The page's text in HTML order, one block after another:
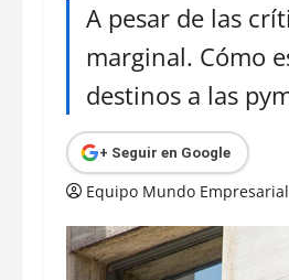
A pesar de las
marginal. Cómo
destinos a las
+ Seguir en Google
Equipo Mundo Empresarial